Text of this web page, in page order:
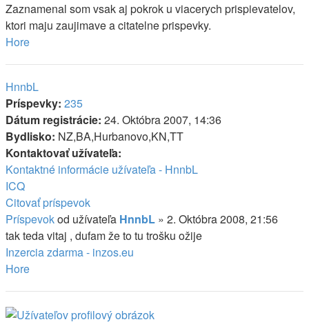
Zaznamenal som vsak aj pokrok u viacerych prispievatelov,
ktori maju zaujimave a citatelne prispevky.
Hore
HnnbL
Príspevky: 235
Dátum registrácie: 24. Októbra 2007, 14:36
Bydlisko: NZ,BA,Hurbanovo,KN,TT
Kontaktovať užívateľa:
Kontaktné informácie užívateľa - HnnbL
ICQ
Citovať príspevok
Príspevokod užívateľa HnnbL » 2. Októbra 2008, 21:56
tak teda vitaj , dufam že to tu trošku ožije
Inzercia zdarma - inzos.eu
Hore